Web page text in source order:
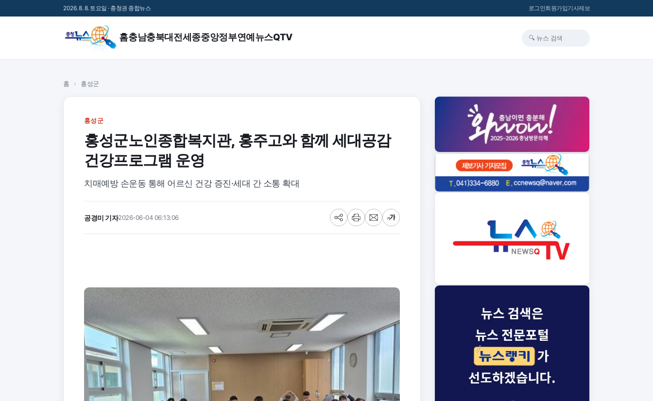
2026. 8. 8. 토요일 · 충청권 종합뉴스 로그인회원가입기사제보
홈충남충북대전세종중앙정부연예 뉴스QTV 🔍 뉴스 검색
홈 › 홍성군
홍성군
홍성군노인종합복지관, 홍주고와 함께 세대공감
건강프로그램 운영
치매예방 손운동 통해 어르신 건강 증진·세대 간 소통 확대
공경미 기자2026-06-04 06:13:06
공
유
프
린
메
일
글
씨